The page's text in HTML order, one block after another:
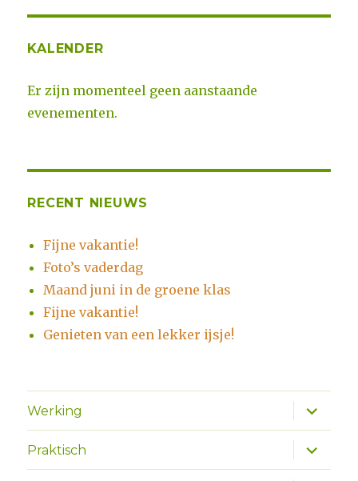
KALENDER
Er zijn momenteel geen aanstaande
evenementen.
RECENT NIEUWS
Fijne vakantie!
Foto’s vaderdag
Maand juni in de groene klas
Fijne vakantie!
Genieten van een lekker ijsje!
Werking
Alles
Praktisch
Alles